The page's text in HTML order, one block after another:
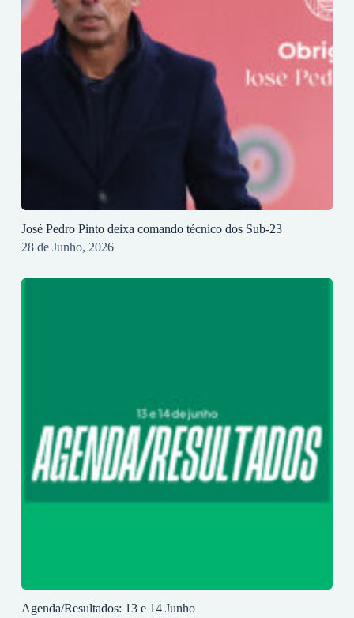
José Pedro Pinto deixa comando técnico dos Sub-23
28 de Junho, 2026
Agenda/Resultados: 13 e 14 Junho